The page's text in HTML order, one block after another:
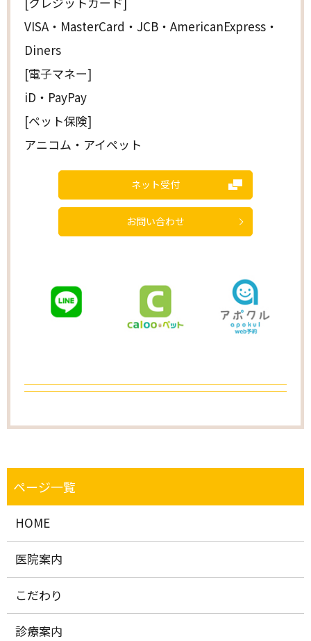
VISA・MasterCard・JCB・AmericanExpress・
Diners
[電子マネー]
iD・PayPay
[ペット保険]
アニコム・アイペット
ネット受付
お問い合わせ
HOME
医院案内
こだわり
診療案内